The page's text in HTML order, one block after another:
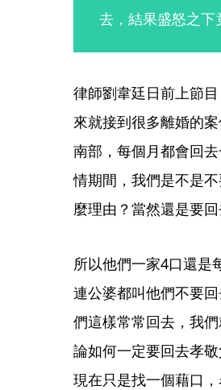
去，結果盛怒之下
律師劉韋廷日前上節
來就接到很多離婚的
南部，每個月都會回
情期間，我們是不是
麼理由？當然還是要
所以他們一家4口還是
連公婆都叫他們不要
們這樣常常回去，我
論如何一定要回去孝
現在只是找一個藉口，